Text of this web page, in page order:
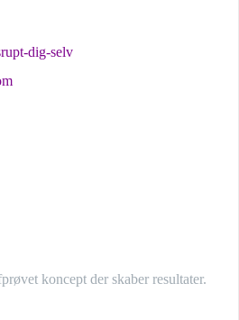
dig-selv
koncept der skaber resultater.